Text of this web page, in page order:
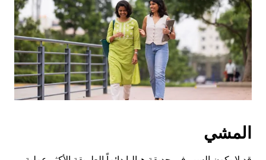
لإغلاق
التقويم.
المشي